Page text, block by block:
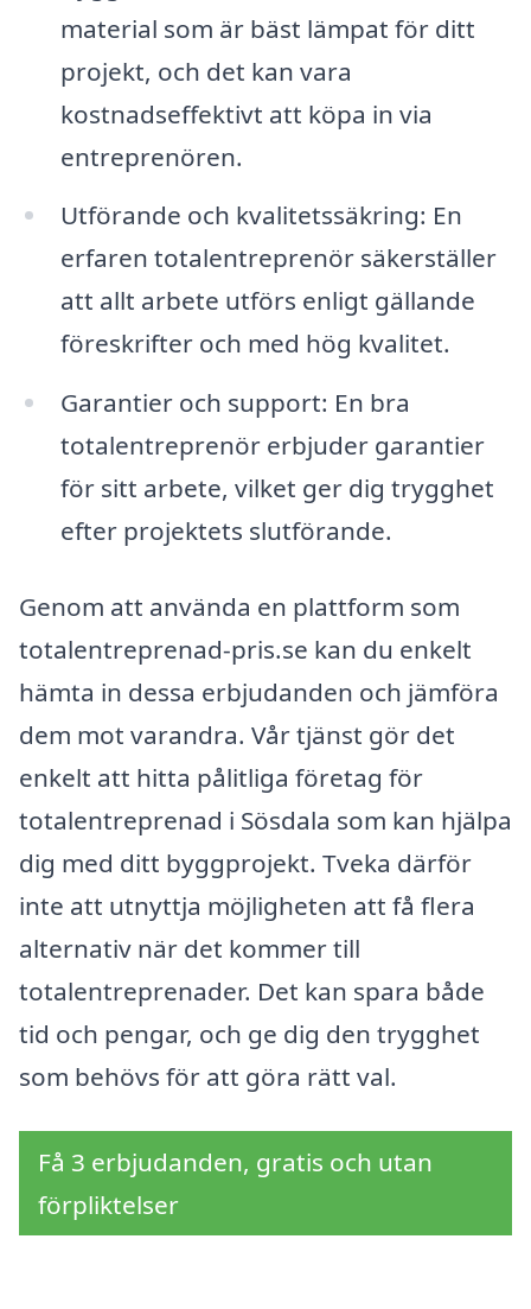
material som är bäst lämpat för ditt
projekt, och det kan vara
kostnadseffektivt att köpa in via
entreprenören.
Utförande och kvalitetssäkring: En
erfaren totalentreprenör säkerställer
att allt arbete utförs enligt gällande
föreskrifter och med hög kvalitet.
Garantier och support: En bra
totalentreprenör erbjuder garantier
för sitt arbete, vilket ger dig trygghet
efter projektets slutförande.
Genom att använda en plattform som
totalentreprenad-pris.se kan du enkelt
hämta in dessa erbjudanden och jämföra
dem mot varandra. Vår tjänst gör det
enkelt att hitta pålitliga företag för
totalentreprenad i Sösdala som kan hjälpa
dig med ditt byggprojekt. Tveka därför
inte att utnyttja möjligheten att få flera
alternativ när det kommer till
totalentreprenader. Det kan spara både
tid och pengar, och ge dig den trygghet
som behövs för att göra rätt val.
Få 3 erbjudanden, gratis och utan
förpliktelser